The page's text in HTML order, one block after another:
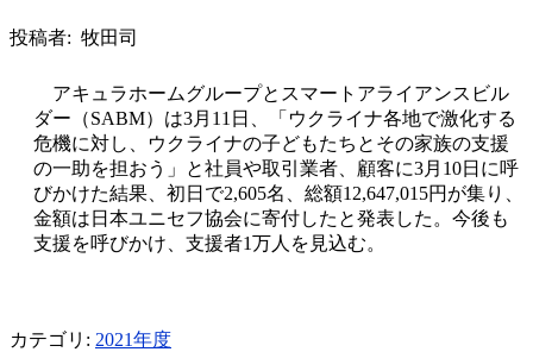
投稿者: 牧田司
アキュラホームグループとスマートアライアンスビル
ダー（SABM）は3月11日、「ウクライナ各地で激化する
危機に対し、ウクライナの子どもたちとその家族の支援
の一助を担おう」と社員や取引業者、顧客に3月10日に呼
びかけた結果、初日で2,605名、総額12,647,015円が集り、
金額は日本ユニセフ協会に寄付したと発表した。今後も
支援を呼びかけ、支援者1万人を見込む。
カテゴリ: 2021年度